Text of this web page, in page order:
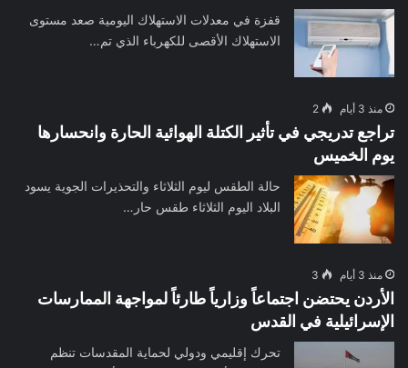
قفزة في معدلات الاستهلاك اليومية صعد مستوى
الاستهلاك الأقصى للكهرباء الذي تم…
منذ 3 أيام 2
تراجع تدريجي في تأثير الكتلة الهوائية الحارة وانحسارها
يوم الخميس
حالة الطقس ليوم الثلاثاء والتحذيرات الجوية يسود
البلاد اليوم الثلاثاء طقس حار…
منذ 3 أيام 3
الأردن يحتضن اجتماعاً وزارياً طارئاً لمواجهة الممارسات
الإسرائيلية في القدس
تحرك إقليمي ودولي لحماية المقدسات تنظم